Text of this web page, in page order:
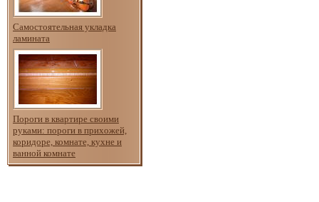
Самостоятельная укладка
ламината
Пороги в квартире своими
руками: пороги в прихожей,
коридоре, комнате, кухне и
ванной комнате